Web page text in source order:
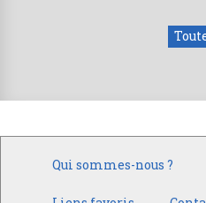
Qui sommes-nous ?